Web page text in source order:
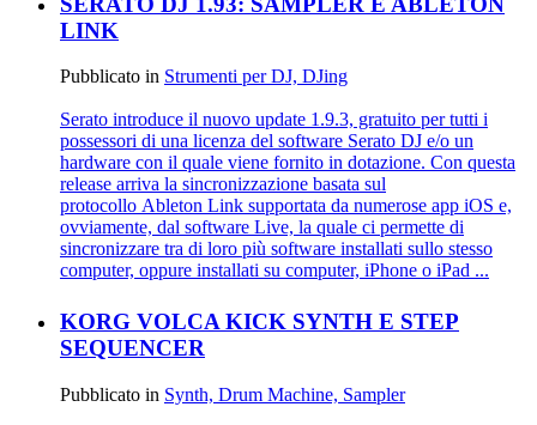
LINK
Pubblicato in Strumenti per DJ, DJing
Serato introduce il nuovo update 1.9.3, gratuito per tutti i
possessori di una licenza del software Serato DJ e/o un
hardware con il quale viene fornito in dotazione. Con questa
release arriva la sincronizzazione basata sul
protocollo Ableton Link supportata da numerose app iOS e,
ovviamente, dal software Live, la quale ci permette di
sincronizzare tra di loro più software installati sullo stesso
computer, oppure installati su computer, iPhone o iPad ...
KORG VOLCA KICK SYNTH E STEP
SEQUENCER
Pubblicato in Synth, Drum Machine, Sampler